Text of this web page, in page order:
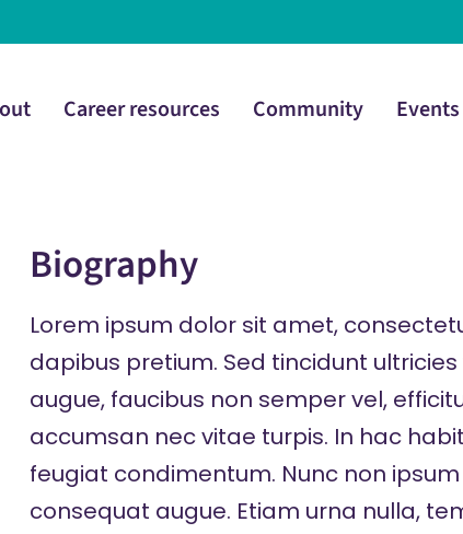
Career resources Community Events
Biography
Lorem ipsum dolor sit amet,
dapibus pretium. Sed tincidunt
augue, faucibus non semper vel,
accumsan nec vitae turpis. In hac
feugiat condimentum. Nunc non
consequat augue. Etiam urna nulla,